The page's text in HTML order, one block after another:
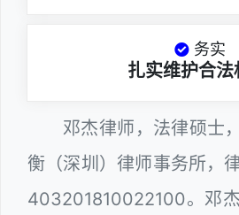
务实
扎实维护合法
邓杰律师，法律硕士
衡（深圳）律师事务所，
403201810022100。邓杰